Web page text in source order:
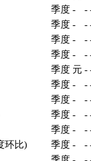
季度 - -
季度 - -
季度 - -
季度 - -
季度 元 -
季度 - -
季度 - -
季度 - -
季度 - -
环比)
季度 - -